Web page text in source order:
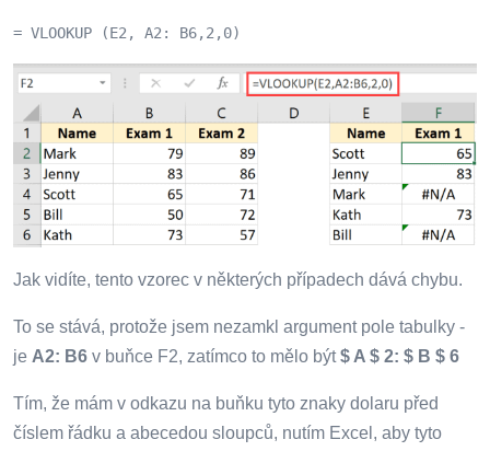
= VLOOKUP (E2, A2: B6,2,0)
Jak vidíte, tento vzorec v některých případech dává chybu.
To se stává, protože jsem nezamkl argument pole tabulky -
je A2: B6 v buňce F2, zatímco to mělo být$ A $ 2: $ B $ 6
Tím, že mám v odkazu na buňku tyto znaky dolaru před
číslem řádku a abecedou sloupců, nutím Excel, aby tyto